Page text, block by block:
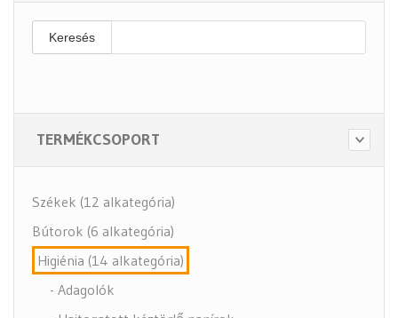
Keresés
TERMÉKCSOPORT
Székek (12 alkategória)
Bútorok (6 alkategória)
Higiénia (14 alkategória)
- Adagolók